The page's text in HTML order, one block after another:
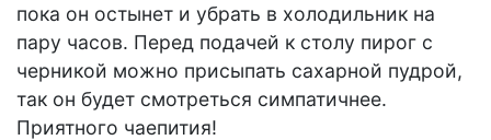
пока он остынет и убрать в холодильник на
пару часов. Перед подачей к столу пирог с
черникой можно присыпать сахарной пудрой,
так он будет смотреться симпатичнее.
Приятного чаепития!